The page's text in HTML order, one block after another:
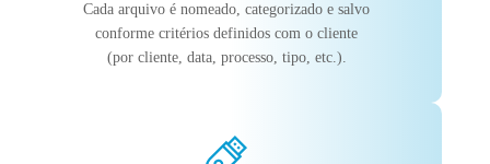
Cada arquivo é nomeado, categorizado e salvo
conforme critérios definidos com o cliente
(por cliente, data, processo, tipo, etc.).